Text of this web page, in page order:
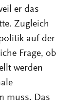
er das
Zugleich
auf der
Frage, ob
werden
muss. Das